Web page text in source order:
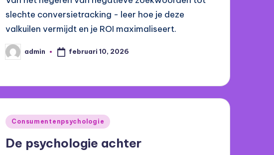
slechte conversietracking - leer hoe je deze
valkuilen vermijdt en je ROI maximaliseert.
Geplaatst
door
admin februari 10, 2026
Geplaatst
Consumentenpsychologie
De psychologie achter